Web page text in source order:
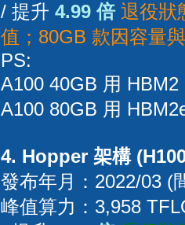
/ 提升 4.99 倍 退役狀
值；80GB 款因容量
PS:
A100 40GB 用
A100 80GB 用
4. Hopper 架構
發布年月：2022/03 (
峰值算力：3,958